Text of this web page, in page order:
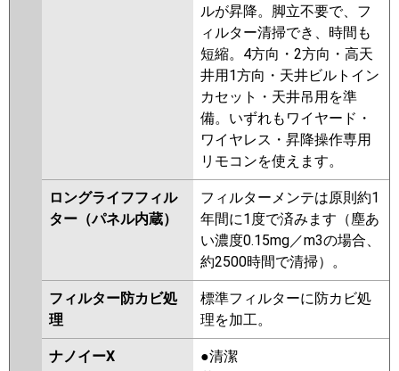
ルが昇降。脚立不要で、フ
ィルター清掃でき、時間も
短縮。4方向・2方向・高天
井用1方向・天井ビルトイン
カセット・天井吊用を準
備。いずれもワイヤード・
ワイヤレス・昇降操作専用
リモコンを使えます。
ロングライフフィル
ター（パネル内蔵）
フィルターメンテは原則約1
年間に1度で済みます（塵あ
い濃度0.15mg／m3の場合、
約2500時間で清掃）。
フィルター防カビ処
理
標準フィルターに防カビ処
理を加工。
ナノイーX
●清潔